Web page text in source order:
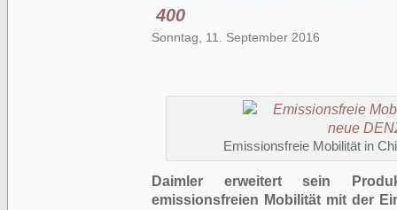
400
Sonntag, 11. September 2016
Emissionsfreie Mobilität in
Daimler erweitert sein
emissionsfreien Mobilität mit der